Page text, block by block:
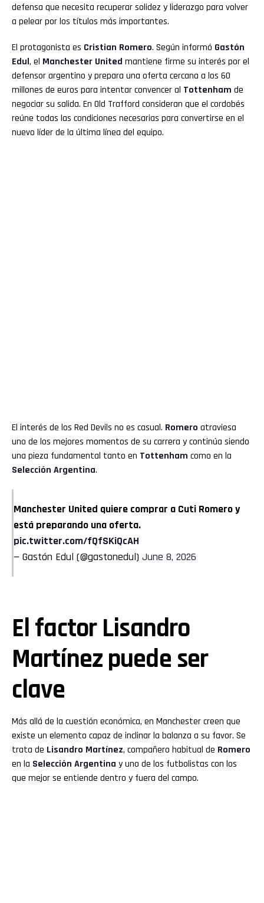
defensa que necesita recuperar solidez y liderazgo para volver
a pelear por los títulos más importantes.
El protagonista es Cristian Romero. Según informó Gastón
Edul, el Manchester United mantiene firme su interés por el
defensor argentino y prepara una oferta cercana a los 60
millones de euros para intentar convencer al Tottenham de
negociar su salida. En Old Trafford consideran que el cordobés
reúne todas las condiciones necesarias para convertirse en el
nuevo líder de la última línea del equipo.
El interés de los Red Devils no es casual. Romero atraviesa
uno de los mejores momentos de su carrera y continúa siendo
una pieza fundamental tanto en Tottenham como en la
Selección Argentina.
Manchester United quiere comprar a Cuti Romero y
está preparando una oferta.
pic.twitter.com/fQfSKiQcAH
— Gastón Edul (@gastonedul) June 8, 2026
El factor Lisandro
Martínez puede ser
clave
Más allá de la cuestión económica, en Manchester creen que
existe un elemento capaz de inclinar la balanza a su favor. Se
trata de Lisandro Martínez, compañero habitual de Romero
en la Selección Argentina y uno de los futbolistas con los
que mejor se entiende dentro y fuera del campo.